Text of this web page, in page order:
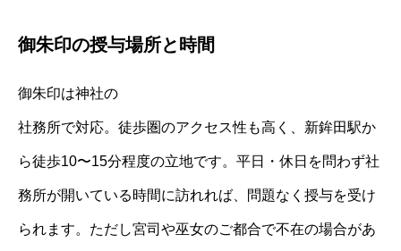
御朱印の授与場所と時間
御朱印は神社の
社務所で対応。徒歩圏のアクセス性も高く、新鉾田駅か
ら徒歩10〜15分程度の立地です。平日・休日を問わず社
務所が開いている時間に訪れれば、問題なく授与を受け
られます。ただし宮司や巫女のご都合で不在の場合があ